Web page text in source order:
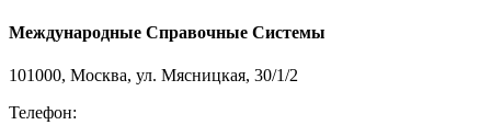
Международные Справочные Системы
101000, Москва, ул. Мясницкая, 30/1/2
Телефон: